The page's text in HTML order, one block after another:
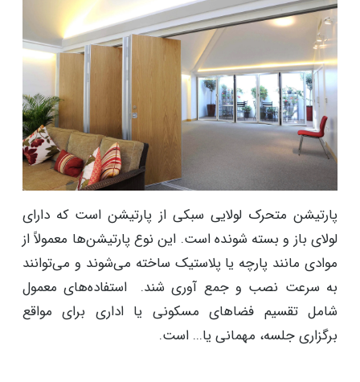
پارتیشن متحرک لولایی سبکی از پارتیشن‌ است که دارای
لولای باز و بسته شونده است. این نوع پارتیشن‌ها معمولاً از
موادی مانند پارچه یا پلاستیک ساخته می‌شوند و می‌توانند
به سرعت نصب و جمع آوری شند. استفاده‌های معمول
شامل تقسیم فضاهای مسکونی یا اداری برای مواقع
برگزاری جلسه، مهمانی یا... است.